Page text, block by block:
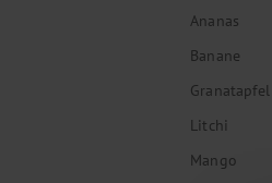
Ananas
Banane
Granatapfel
Litchi
Mango